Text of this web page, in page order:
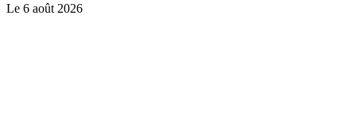
Le 6 août 2026